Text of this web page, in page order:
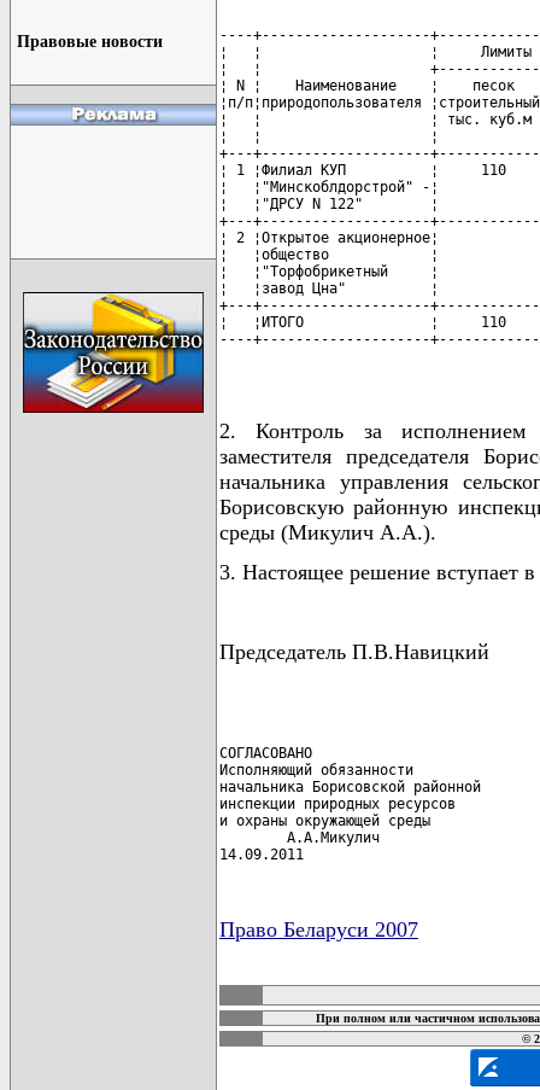
Правовые новости
----+--------------------
¦   ¦                    ¦     Лимиты
¦   ¦                    +-------------
¦ N ¦    Наименование    ¦    песок
¦п/п¦природопользователя
¦   ¦                    ¦ тыс. куб.м  ¦
¦   ¦                    ¦             ¦тыс.
+---+--------------------
¦ 1 ¦Филиал КУП          ¦
¦   ¦"Минскоблдорстрой" -¦
¦   ¦"ДРСУ N 122"        ¦
+---+--------------------
¦ 2 ¦Открытое акционерное¦
¦   ¦общество            ¦
¦   ¦"Торфобрикетный     ¦
¦   ¦завод Цна"          ¦
+---+--------------------
¦   ¦ИТОГО               ¦     110
----+--------------------
2. Контроль за исполнением
заместителя председателя
начальника управления
Борисовскую районную
среды (Микулич А.А.).
3. Настоящее решение вступает
Председатель П.В.Навицкий
СОГЛАСОВАНО
Исполняющий обязанности
начальника Борисовской районной
инспекции природных ресурсов
и охраны окружающей среды
        А.А.Микулич
14.09.2011
Право Беларуси 2007
При полном или частичном
©